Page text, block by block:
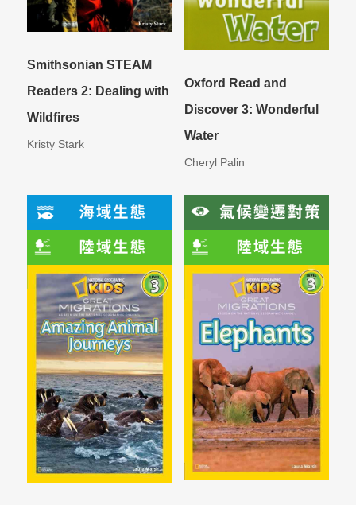
Smithsonian STEAM
Readers 2: Dealing with
Wildfires
Kristy Stark
Oxford Read and
Discover 3: Wonderful
Water
Cheryl Palin